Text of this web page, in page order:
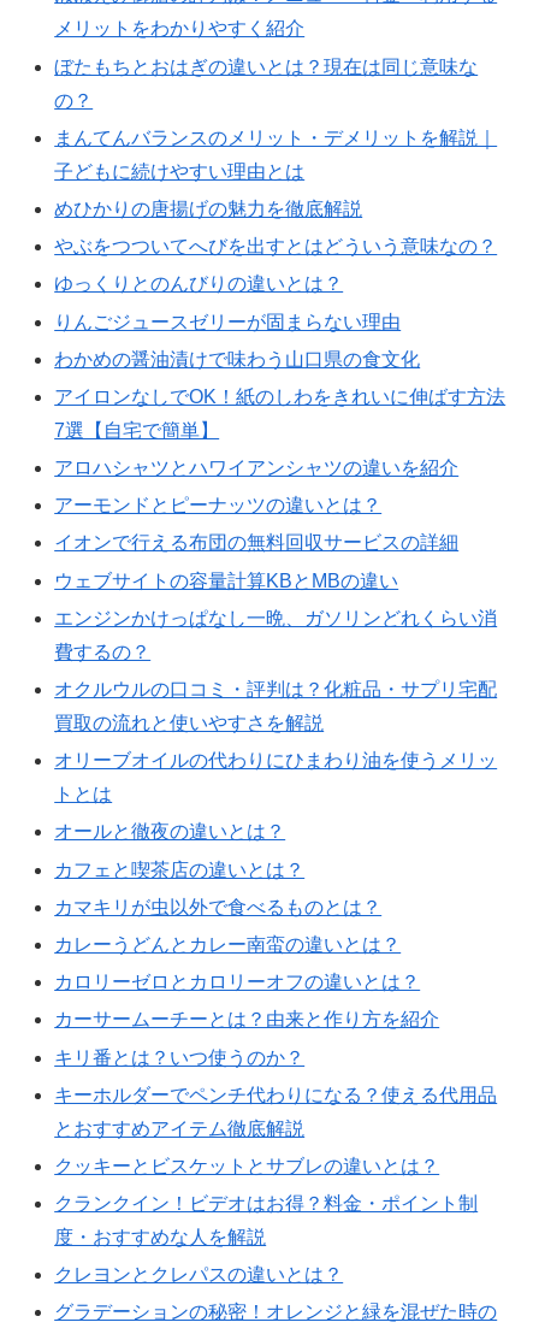
メリットをわかりやすく紹介
ぼたもちとおはぎの違いとは？現在は同じ意味な
の？
まんてんバランスのメリット・デメリットを解説｜
子どもに続けやすい理由とは
めひかりの唐揚げの魅力を徹底解説
やぶをつついてへびを出すとはどういう意味なの？
ゆっくりとのんびりの違いとは？
りんごジュースゼリーが固まらない理由
わかめの醤油漬けで味わう山口県の食文化
アイロンなしでOK！紙のしわをきれいに伸ばす方法
7選【自宅で簡単】
アロハシャツとハワイアンシャツの違いを紹介
アーモンドとピーナッツの違いとは？
イオンで行える布団の無料回収サービスの詳細
ウェブサイトの容量計算KBとMBの違い
エンジンかけっぱなし一晩、ガソリンどれくらい消
費するの？
オクルウルの口コミ・評判は？化粧品・サプリ宅配
買取の流れと使いやすさを解説
オリーブオイルの代わりにひまわり油を使うメリッ
トとは
オールと徹夜の違いとは？
カフェと喫茶店の違いとは？
カマキリが虫以外で食べるものとは？
カレーうどんとカレー南蛮の違いとは？
カロリーゼロとカロリーオフの違いとは？
カーサームーチーとは？由来と作り方を紹介
キリ番とは？いつ使うのか？
キーホルダーでペンチ代わりになる？使える代用品
とおすすめアイテム徹底解説
クッキーとビスケットとサブレの違いとは？
クランクイン！ビデオはお得？料金・ポイント制
度・おすすめな人を解説
クレヨンとクレパスの違いとは？
グラデーションの秘密！オレンジと緑を混ぜた時の